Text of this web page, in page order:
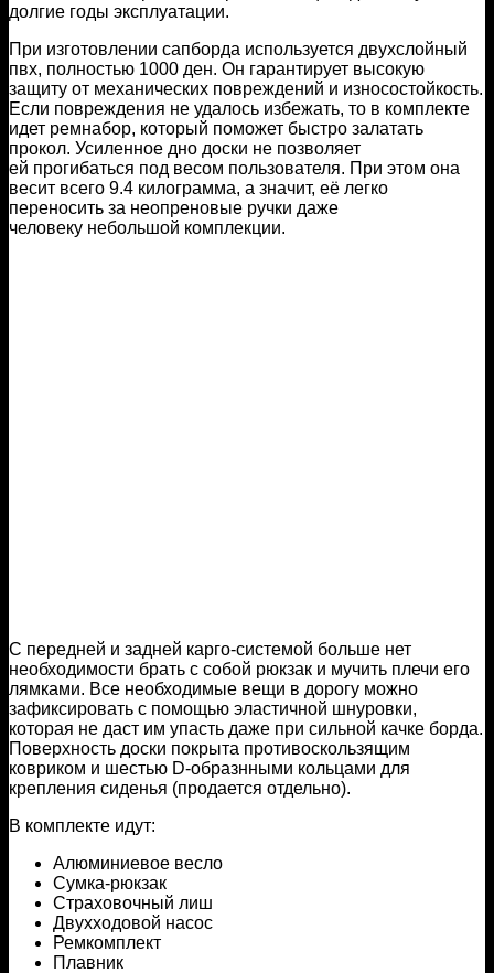
долгие годы эксплуатации.
При изготовлении сапборда используется двухслойный
пвх, полностью 1000 ден. Он гарантирует высокую
защиту от механических повреждений и износостойкость.
Если повреждения не удалось избежать, то в комплекте
идет ремнабор, который поможет быстро залатать
прокол. Усиленное дно доски не позволяет
ей прогибаться под весом пользователя. При этом она
весит всего 9.4 килограмма, а значит, её легко
переносить за неопреновые ручки даже
человеку небольшой комплекции.
С передней и задней карго-системой больше нет
необходимости брать с собой рюкзак и мучить плечи его
лямками. Все необходимые вещи в дорогу можно
зафиксировать с помощью эластичной шнуровки,
которая не даст им упасть даже при сильной качке борда.
Поверхность доски покрыта противоскользящим
ковриком и шестью D-образнными кольцами для
крепления сиденья (продается отдельно).
В комплекте идут:
Алюминиевое весло
Сумка-рюкзак
Страховочный лиш
Двухходовой насос
Ремкомплект
Плавник